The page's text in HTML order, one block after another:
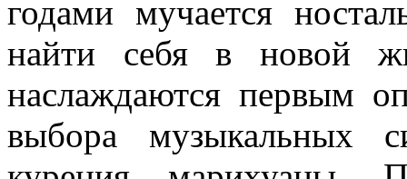
годами мучается
найти себя в новой
наслаждаются первым
выбора музыкальных